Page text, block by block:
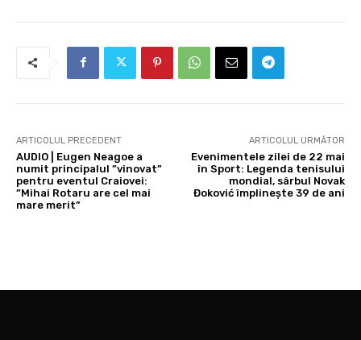
ARTICOLUL PRECEDENT
AUDIO | Eugen Neagoe a
numit principalul ”vinovat”
pentru eventul Craiovei:
”Mihai Rotaru are cel mai
mare merit”
ARTICOLUL URMĂTOR
Evenimentele zilei de 22 mai
în Sport: Legenda tenisului
mondial, sârbul Novak
Đoković împlinește 39 de ani